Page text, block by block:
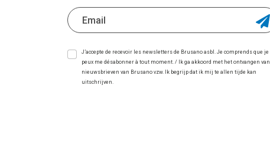
J’accepte de recevoir les newsletters de Brusano asbl. Je comprends que je
peux me désabonner à tout moment. / Ik ga akkoord met het ontvangen van
nieuwsbrieven van Brusano vzw. Ik begrijp dat ik mij te allen tijde kan
uitschrijven.